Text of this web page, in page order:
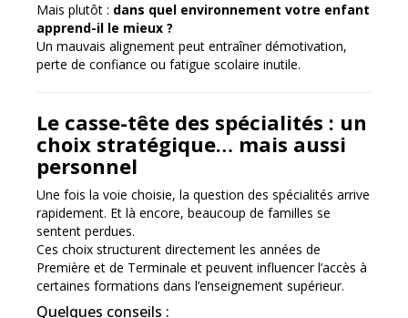
Mais plutôt : dans quel environnement votre enfant
apprend-il le mieux ?
Un mauvais alignement peut entraîner démotivation,
perte de confiance ou fatigue scolaire inutile.
Le casse-tête des spécialités : un
choix stratégique… mais aussi
personnel
Une fois la voie choisie, la question des spécialités arrive
rapidement. Et là encore, beaucoup de familles se
sentent perdues.
Ces choix structurent directement les années de
Première et de Terminale et peuvent influencer l’accès à
certaines formations dans l’enseignement supérieur.
Quelques conseils :